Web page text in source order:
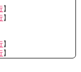
】
】
】
】